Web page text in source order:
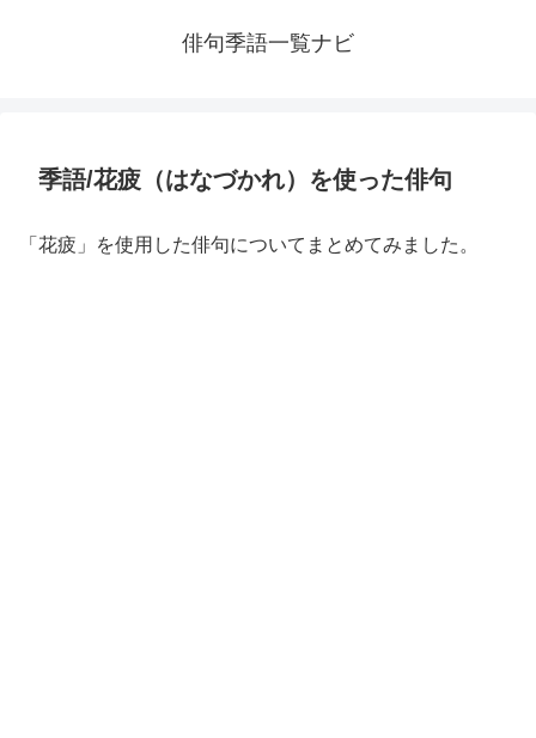
俳句季語一覧ナビ
季語/花疲（はなづかれ）を使った俳句
「花疲」を使用した俳句についてまとめてみました。